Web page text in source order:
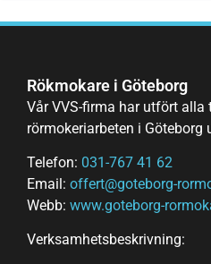
Rökmokare i Göteborg
Vår VVS-firma har utfört alla
rörmokeriarbeten i Göteborg
Telefon: 031-767 41 62
Email: offert@goteborg-
Webb: www.goteborg-
Verksamhetsbeskrivning: